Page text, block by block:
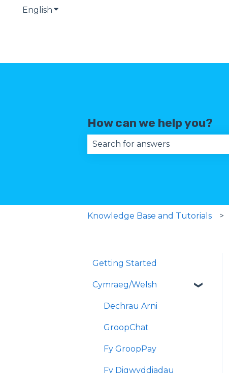
English Show submenu for translations
How can we help you?
Knowledge Base and Tutorials
Getting Started
Cymraeg/Welsh
Dechrau Arni
GroopChat
Fy GroopPay
Fy Digwyddiadau